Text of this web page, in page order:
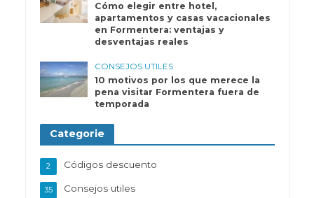
Cómo elegir entre hotel,
apartamentos y casas vacacionales
en Formentera: ventajas y
desventajas reales
CONSEJOS UTILES
10 motivos por los que merece la
pena visitar Formentera fuera de
temporada
Categorie
Códigos descuento
2
Consejos utiles
35